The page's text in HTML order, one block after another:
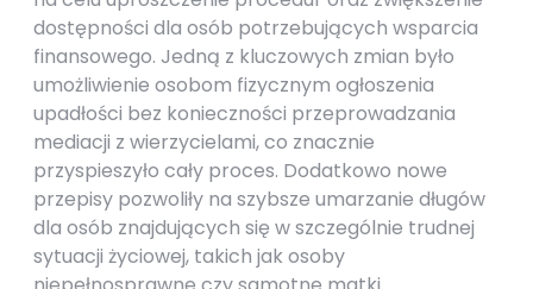
dostępności dla osób potrzebujących wsparcia
finansowego. Jedną z kluczowych zmian było
umożliwienie osobom fizycznym ogłoszenia
upadłości bez konieczności przeprowadzania
mediacji z wierzycielami, co znacznie
przyspieszyło cały proces. Dodatkowo nowe
przepisy pozwoliły na szybsze umarzanie długów
dla osób znajdujących się w szczególnie trudnej
sytuacji życiowej, takich jak osoby